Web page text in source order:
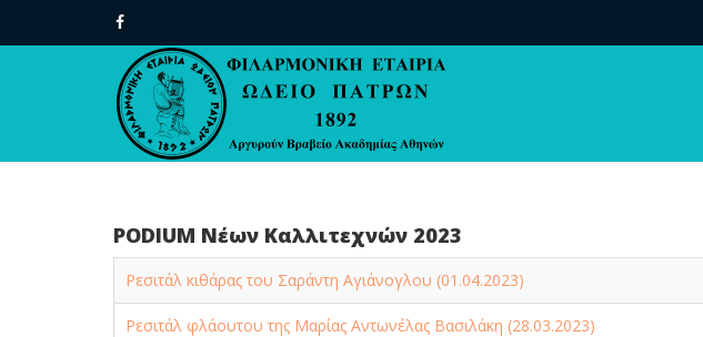
PODIUM Νέων Καλλιτεχνών 2023
Ρεσιτάλ κιθάρας του Σαράντη Αγιάνογλου (01.04.2023)
Ρεσιτάλ φλάουτου της Μαρίας Αντωνέλας Βασιλάκη (28.03.2023)